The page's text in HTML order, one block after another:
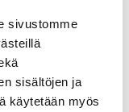
sivustomme
sisältöjen ja
käytetään myös